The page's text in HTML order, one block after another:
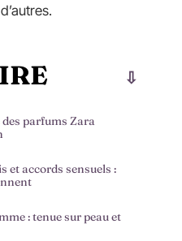
parfums Zara
et accords sensuels :
: tenue sur peau et